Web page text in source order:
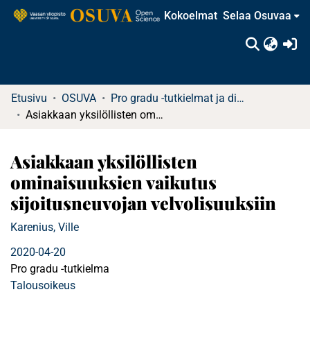
Kokoelmat Selaa Osuvaa
Etusivu OSUVA
Pro gradu -tutkielmat ja diplomityöt (rajattu saatavuus)
Asiakkaan yksilöllisten ominaisuuksien vaikutus sijoitusneuvojan velvolisuuksiin
Asiakkaan yksilöllisten
ominaisuuksien vaikutus
sijoitusneuvojan velvolisuuksiin
Karenius, Ville
2020-04-20
Pro gradu -tutkielma
Talousoikeus